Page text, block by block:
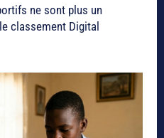
ne sont plus un
classement Digital